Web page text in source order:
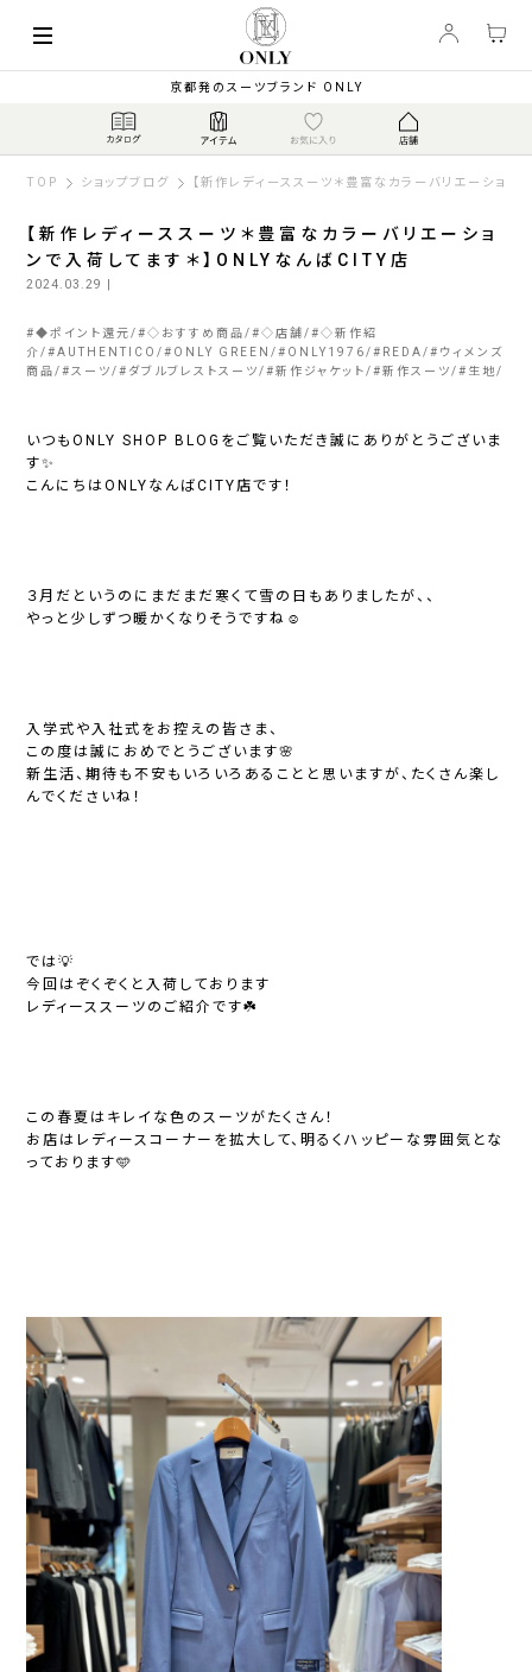
京都発のスーツブランド ONLY
TOP ショップブログ 【新作レディーススーツ＊豊富なカラーバリエーショ
【新作レディーススーツ＊豊富なカラーバリエーショ
ンで入荷してます＊】ONLYなんばCITY店
2024.03.29 |
#◆ポイント還元 #◇おすすめ商品 #◇店舗 #◇新作紹
介 #AUTHENTICO # ONLY GREEN # ONLY1976 # REDA # ウィメンズ
商品 # スーツ # ダブルブレストスーツ #新作ジャケット #新作スーツ # 生地
いつもONLY SHOP BLOGをご覧いただき誠にありがとうございま
す✨
こんにちはONLYなんばCITY店です！
３月だというのにまだまだ寒くて雪の日もありましたが、、
やっと少しずつ暖かくなりそうですね☺️
入学式や入社式をお控えの皆さま、
この度は誠におめでとうございます🌸
新生活、期待も不安もいろいろあることと思いますが、たくさん楽し
んでくださいね！
では💡
今回はぞくぞくと入荷しております
レディーススーツのご紹介です☘️
この春夏はキレイな色のスーツがたくさん！
お店はレディースコーナーを拡大して、明るくハッピーな雰囲気とな
っております🩵